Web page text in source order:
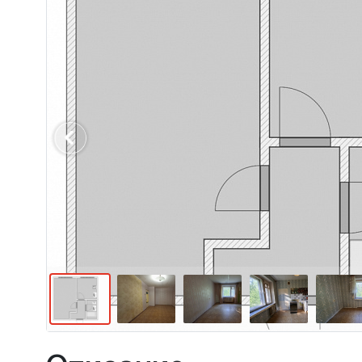
Previous